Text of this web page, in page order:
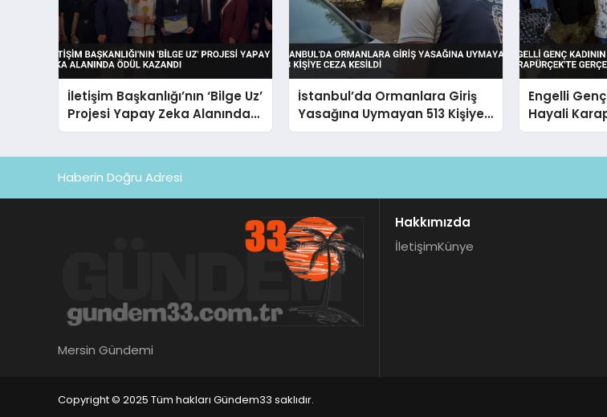
İletişim Başkanlığı’nın ‘Bilge Uz’
Projesi Yapay Zeka Alanında
Ödül Kazandı
İstanbul’da Ormanlara Giriş
Yasağına Uymayan 513 Kişiye
Ceza Kesildi
Engelli
Hayali
Gerçekleşti
Haberin Doğru Adresi
Mersin Gündemi
Hakkımızda
İletişimKünye
Copyright © 2025 Tüm hakları Gündem33 saklıdır.